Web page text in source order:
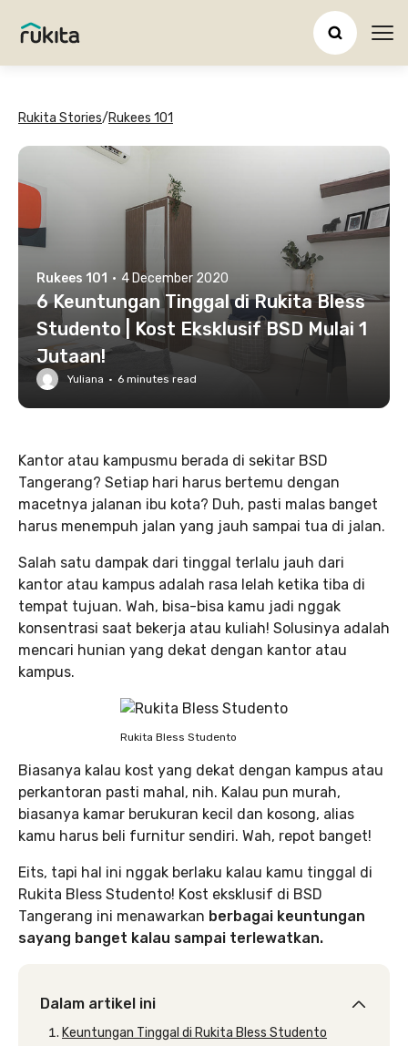
Rukita Stories/Rukees 101
Rukees 101 · 4 December 2020
6 Keuntungan Tinggal di Rukita Bless
Studento | Kost Eksklusif BSD Mulai 1
Jutaan!
Yuliana · 6 minutes read
Kantor atau kampusmu berada di sekitar BSD
Tangerang? Setiap hari harus bertemu dengan
macetnya jalanan ibu kota? Duh, pasti malas banget
harus menempuh jalan yang jauh sampai tua di jalan.
Salah satu dampak dari tinggal terlalu jauh dari
kantor atau kampus adalah rasa lelah ketika tiba di
tempat tujuan. Wah, bisa-bisa kamu jadi nggak
konsentrasi saat bekerja atau kuliah! Solusinya adalah
mencari hunian yang dekat dengan kantor atau
kampus.
Rukita Bless Studento
Biasanya kalau kost yang dekat dengan kampus atau
perkantoran pasti mahal, nih. Kalau pun murah,
biasanya kamar berukuran kecil dan kosong, alias
kamu harus beli furnitur sendiri. Wah, repot banget!
Eits, tapi hal ini nggak berlaku kalau kamu tinggal di
Rukita Bless Studento! Kost eksklusif di BSD
Tangerang ini menawarkan berbagai keuntungan
sayang banget kalau sampai terlewatkan.
Dalam artikel ini
Keuntungan Tinggal di Rukita Bless Studento